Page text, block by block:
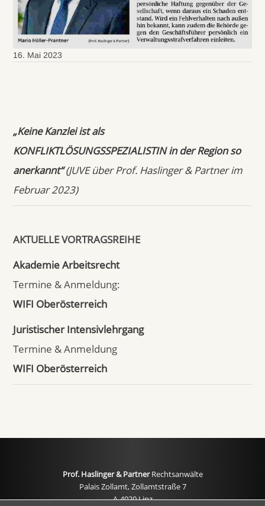
16. Mai 2023
„Keine Kanzlei ist als
KONFLIKTLÖSUNGSSPEZIALISTIN in der Region so
anerkannt“(JUVE über Prof. Haslinger & Partner im
Februar 2023)
AKTUELLE VORTRAGSREIHE
Akademie Arbeitsrecht
Termine & Anmeldung:
WIFI Oberösterreich
Juristischer Intensivlehrgang
Termine & Anmeldung
WIFI Oberösterreich
Prof. Haslinger & PartnerRechtsanwälte
Palais Zollamt, Zollamtstraße 7
A-4020 Linz